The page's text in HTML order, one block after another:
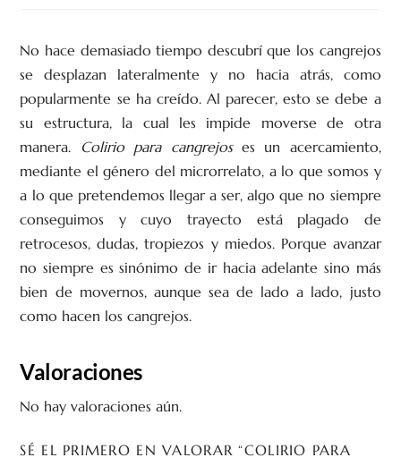
No hace demasiado tiempo descubrí que los cangrejos
se desplazan lateralmente y no hacia atrás, como
popularmente se ha creído. Al parecer, esto se debe a
su estructura, la cual les impide moverse de otra
manera. Colirio para cangrejoses un acercamiento,
mediante el género del microrrelato, a lo que somos y
a lo que pretendemos llegar a ser, algo que no siempre
conseguimos y cuyo trayecto está plagado de
retrocesos, dudas, tropiezos y miedos. Porque avanzar
no siempre es sinónimo de ir hacia adelante sino más
bien de movernos, aunque sea de lado a lado, justo
como hacen los cangrejos.
Valoraciones
No hay valoraciones aún.
SÉ EL PRIMERO EN VALORAR “COLIRIO PARA